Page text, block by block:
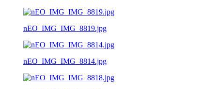
nEO_IMG_IMG_8819.jpg
nEO_IMG_IMG_8814.jpg